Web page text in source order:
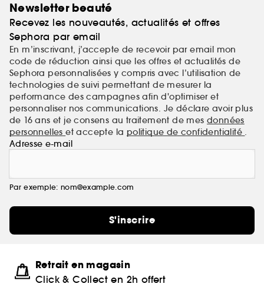
Newsletter beauté
Recevez les nouveautés, actualités et offres
Sephora par email
En m’inscrivant, j’accepte de recevoir par email mon
code de réduction ainsi que les offres et actualités de
Sephora personnalisées y compris avec l’utilisation de
technologies de suivi permettant de mesurer la
performance des campagnes afin d'optimiser et
personnaliser nos communications. Je déclare avoir plus
de 16 ans et je consens au traitement de mes données
personnelleset accepte la politique de confidentialité .
Adresse e-mail
Par exemple: nom@example.com
S'inscrire
Retrait en magasin
Click & Collect en 2h offert